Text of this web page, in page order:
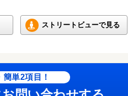
ストリートビューで見る
簡単2項目！